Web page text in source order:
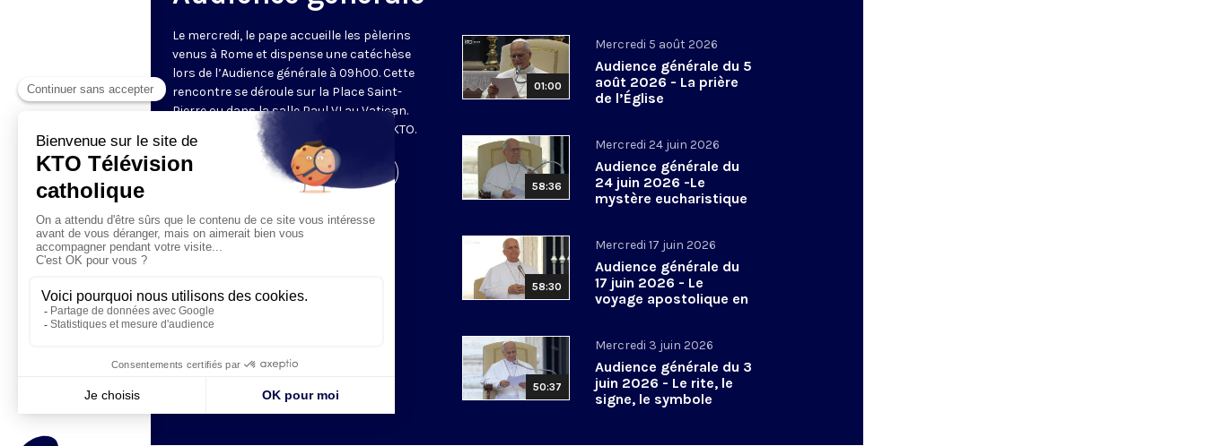
Le mercredi, le pape accueille les pèlerins
venus à Rome et dispense une catéchèse
lors de l’Audience générale à 09h00. Cette
rencontre se déroule sur la Place Saint-
Pierre ou dans la salle Paul VI au Vatican.
Retransmise et traduite en direct par KTO.
Visiter la page de l'émission
01:00
Mercredi 5 août 2026
Audience générale du 5
août 2026 - La prière
de l’Église
58:36
Mercredi 24 juin 2026
Audience générale du
24 juin 2026 -Le
mystère eucharistique
58:30
Mercredi 17 juin 2026
Audience générale du
17 juin 2026 - Le
voyage apostolique en
50:37
Mercredi 3 juin 2026
Audience générale du 3
juin 2026 - Le rite, le
signe, le symbole